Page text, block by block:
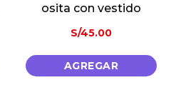
osita con vestido
S/45.00
AGREGAR